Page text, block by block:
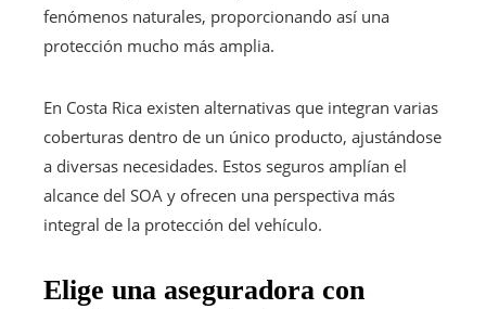
fenómenos naturales, proporcionando así una
protección mucho más amplia.
En Costa Rica existen alternativas que integran varias
coberturas dentro de un único producto, ajustándose
a diversas necesidades. Estos seguros amplían el
alcance del SOA y ofrecen una perspectiva más
integral de la protección del vehículo.
Elige una aseguradora con